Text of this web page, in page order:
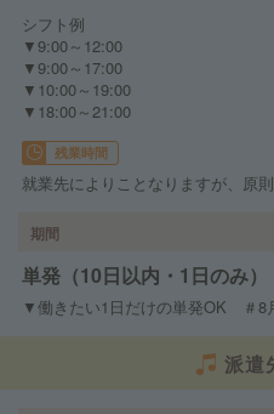
シフト例
▼9:00～12:00
▼9:00～17:00
▼10:00～19:00
▼18:00～21:00
残業時間
就業先によりことなりますが、原則
期間
単発（10日以内・1日のみ）
▼働きたい1日だけの単発OK ＃8
派遣